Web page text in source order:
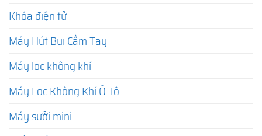
Khóa điện tử
Máy Hút Bụi Cầm Tay
Máy lọc không khí
Máy Lọc Không Khí Ô Tô
Máy sưởi mini